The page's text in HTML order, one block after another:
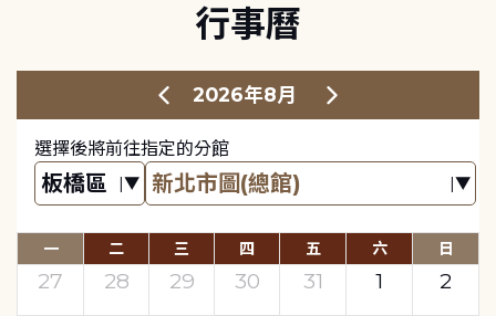
行事曆
2026年8月
選擇後將前往指定的分館
一 二 三 四 五 六 日
27 28 29 30 31 1
2